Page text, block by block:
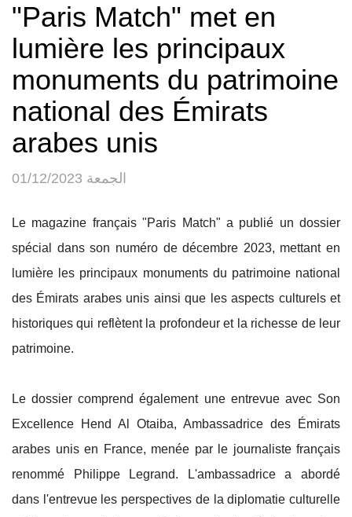
"Paris Match" met en
lumière les principaux
monuments du patrimoine
national des Émirats
arabes unis
الجمعة 01/12/2023
Le magazine français "Paris Match" a publié un dossier
spécial dans son numéro de décembre 2023, mettant en
lumière les principaux monuments du patrimoine national
des Émirats arabes unis ainsi que les aspects culturels et
historiques qui reflètent la profondeur et la richesse de leur
patrimoine.
Le dossier comprend également une entrevue avec Son
Excellence Hend Al Otaiba, Ambassadrice des Émirats
arabes unis en France, menée par le journaliste français
renommé Philippe Legrand. L'ambassadrice a abordé
dans l'entrevue les perspectives de la diplomatie culturelle